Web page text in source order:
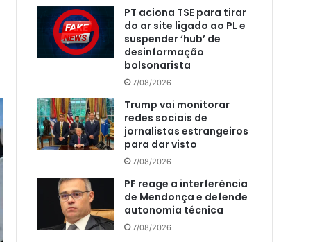
PT aciona TSE para tirar
do ar site ligado ao PL e
suspender ‘hub’ de
desinformação
bolsonarista
7/08/2026
Trump vai monitorar
redes sociais de
jornalistas estrangeiros
para dar visto
7/08/2026
PF reage a interferência
de Mendonça e defende
autonomia técnica
7/08/2026